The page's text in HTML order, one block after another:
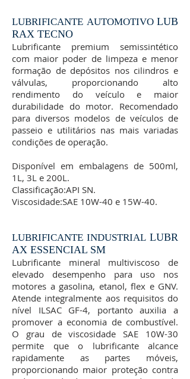
LUBRIFICANTE AUTOMOTIVO LUB
RAX TECNO
Lubrificante premium semissintético
com maior poder de limpeza e menor
formação de depósitos nos cilindros e
válvulas, proporcionando alto
rendimento do veículo e maior
durabilidade do motor. Recomendado
para diversos modelos de veículos de
passeio e utilitários nas mais variadas
condições de operação.
Disponível em embalagens de 500ml,
1L, 3L e 200L.
Classificação:API SN.
Viscosidade:SAE 10W-40 e 15W-40.
LUBRIFICANTE INDUSTRIAL LUBR
AX ESSENCIAL SM
Lubrificante mineral multiviscoso de
elevado desempenho para uso nos
motores a gasolina, etanol, flex e GNV.
Atende integralmente aos requisitos do
nível ILSAC GF-4, portanto auxilia a
promover a economia de combustível.
O grau de viscosidade SAE 10W-30
permite que o lubrificante alcance
rapidamente as partes móveis,
proporcionando maior proteção contra